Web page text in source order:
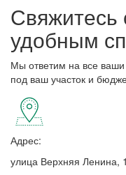
удобным
Мы ответим на все
под ваш участок и
Адрес:
улица Верхняя Ленина,